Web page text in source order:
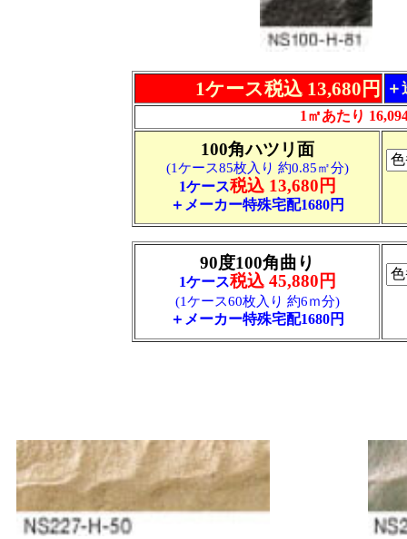
1ケース税込 13,680円
1㎡あたり
100角ハツリ面
(1ケース85枚入り 約0.85㎡分)
1ケース税込 13,680円
＋メーカー特殊宅配1680円
90度100角曲り
1ケース税込 45,880円
(1ケース60枚入り 約6ｍ分)
＋メーカー特殊宅配1680円